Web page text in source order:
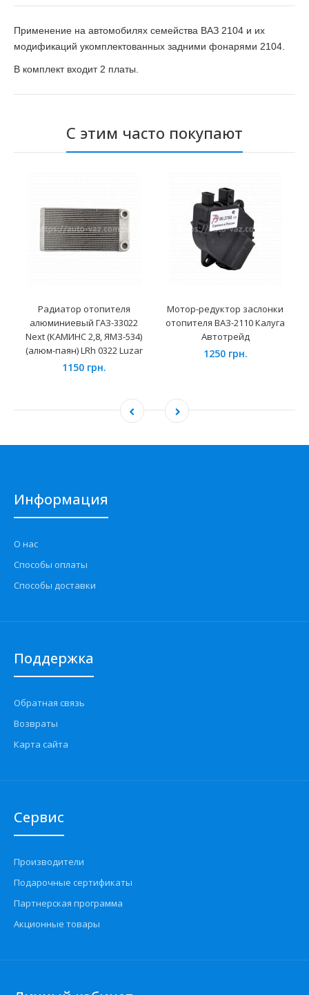
Применение на автомобилях семейства ВАЗ 2104 и их
модификаций укомплектованных задними фонарями 2104.
В комплект входит 2 платы.
С этим часто покупают
Радиатор отопителя
алюминиевый ГАЗ-33022
Next (КАМИНС 2,8, ЯМЗ-534)
(алюм-паян) LRh 0322 Luzar
1150 грн.
Мотор-редуктор заслонки
отопителя ВАЗ-2110 Калуга
Автотрейд
1250 грн.
Информация
О нас
Способы оплаты
Способы доставки
Поддержка
Обратная связь
Возвраты
Карта сайта
Сервис
Производители
Подарочные сертификаты
Партнерская программа
Акционные товары